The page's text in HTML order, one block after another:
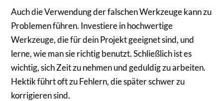
Auch die Verwendung der falschen Werkzeuge kann zu
Problemen führen. Investiere in hochwertige
Werkzeuge, die für dein Projekt geeignet sind, und
lerne, wie man sie richtig benutzt. Schließlich ist es
wichtig, sich Zeit zu nehmen und geduldig zu arbeiten.
Hektik führt oft zu Fehlern, die später schwer zu
korrigieren sind.